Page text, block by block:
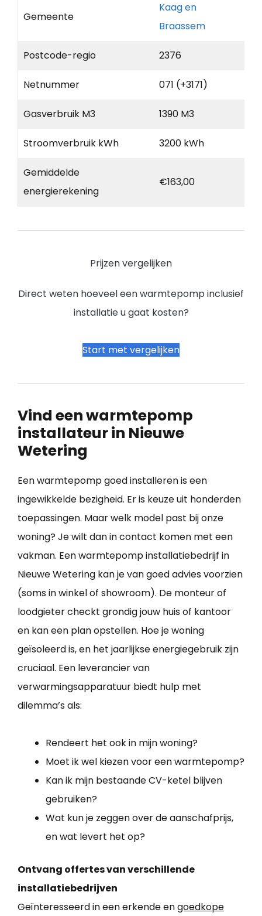
Gemeente
Kaag en
Braassem
Postcode-regio 2376
Netnummer 071 (+3171)
Gasverbruik M3 1390 M3
Stroomverbruik kWh 3200 kWh
Gemiddelde
energierekening
€163,00
Prijzen vergelijken
Direct weten hoeveel een warmtepomp inclusief
installatie u gaat kosten?
Start met vergelijken
Vind een warmtepomp
installateur in Nieuwe
Wetering
Een warmtepomp goed installeren is een
ingewikkelde bezigheid. Er is keuze uit honderden
toepassingen. Maar welk model past bij onze
woning? Je wilt dan in contact komen met een
vakman. Een warmtepomp installatiebedrijf in
Nieuwe Wetering kan je van goed advies voorzien
(soms in winkel of showroom). De monteur of
loodgieter checkt grondig jouw huis of kantoor
en kan een plan opstellen. Hoe je woning
geïsoleerd is, en het jaarlijkse energiegebruik zijn
cruciaal. Een leverancier van
verwarmingsapparatuur biedt hulp met
dilemma’s als:
Rendeert het ook in mijn woning?
Moet ik wel kiezen voor een warmtepomp?
Kan ik mijn bestaande CV-ketel blijven
gebruiken?
Wat kun je zeggen over de aanschafprijs,
en wat levert het op?
Ontvang offertes van verschillende
installatiebedrijven
Geïnteresseerd in een erkende engoedkope